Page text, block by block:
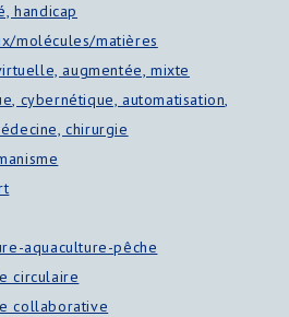
handicap
molécules/matières
augmentée, mixte
cybernétique, automatisation,
chirurgie
aquaculture-pêche
circulaire
collaborative